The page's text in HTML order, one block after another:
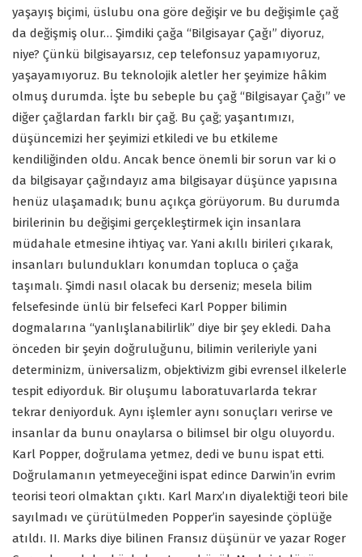
yaşayış biçimi, üslubu ona göre değişir ve bu değişimle çağ
da değişmiş olur… Şimdiki çağa “Bilgisayar Çağı” diyoruz,
niye? Çünkü bilgisayarsız, cep telefonsuz yapamıyoruz,
yaşayamıyoruz. Bu teknolojik aletler her şeyimize hâkim
olmuş durumda. İşte bu sebeple bu çağ “Bilgisayar Çağı” ve
diğer çağlardan farklı bir çağ. Bu çağ; yaşantımızı,
düşüncemizi her şeyimizi etkiledi ve bu etkileme
kendiliğinden oldu. Ancak bence önemli bir sorun var ki o
da bilgisayar çağındayız ama bilgisayar düşünce yapısına
henüz ulaşamadık; bunu açıkça görüyorum. Bu durumda
birilerinin bu değişimi gerçekleştirmek için insanlara
müdahale etmesine ihtiyaç var. Yani akıllı birileri çıkarak,
insanları bulundukları konumdan topluca o çağa
taşımalı. Şimdi nasıl olacak bu derseniz; mesela bilim
felsefesinde ünlü bir felsefeci Karl Popper bilimin
dogmalarına “yanlışlanabilirlik” diye bir şey ekledi. Daha
önceden bir şeyin doğruluğunu, bilimin verileriyle yani
determinizm, üniversalizm, objektivizm gibi evrensel ilkelerle
tespit ediyorduk. Bir oluşumu laboratuvarlarda tekrar
tekrar deniyorduk. Aynı işlemler aynı sonuçları verirse ve
insanlar da bunu onaylarsa o bilimsel bir olgu oluyordu.
Karl Popper, doğrulama yetmez, dedi ve bunu ispat etti.
Doğrulamanın yetmeyeceğini ispat edince Darwin’in evrim
teorisi teori olmaktan çıktı. Karl Marx’ın diyalektiği teori bile
sayılmadı ve çürütülmeden Popper’in sayesinde çöplüğe
atıldı. II. Marks diye bilinen Fransız düşünür ve yazar Roger